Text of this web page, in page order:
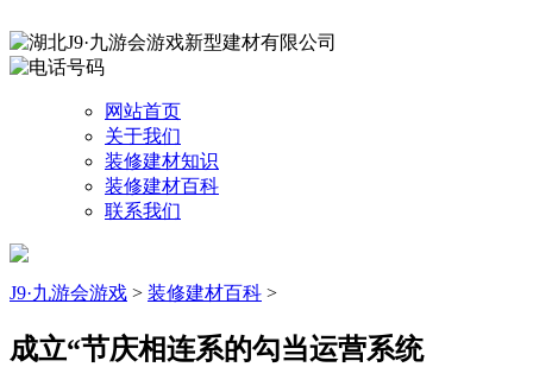
网站首页
关于我们
装修建材知识
装修建材百科
联系我们
J9·九游会游戏 > 装修建材百科 >
成立“节庆相连系的勾当运营系统